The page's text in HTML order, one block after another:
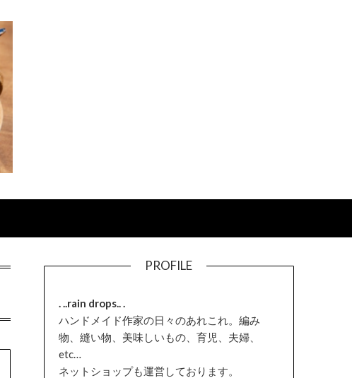
PROFILE
. ..rain drops.. .
ハンドメイド作家の日々のあれこれ。編み
物、縫い物、美味しいもの、育児、夫婦、
etc…
ネットショップも運営しております。